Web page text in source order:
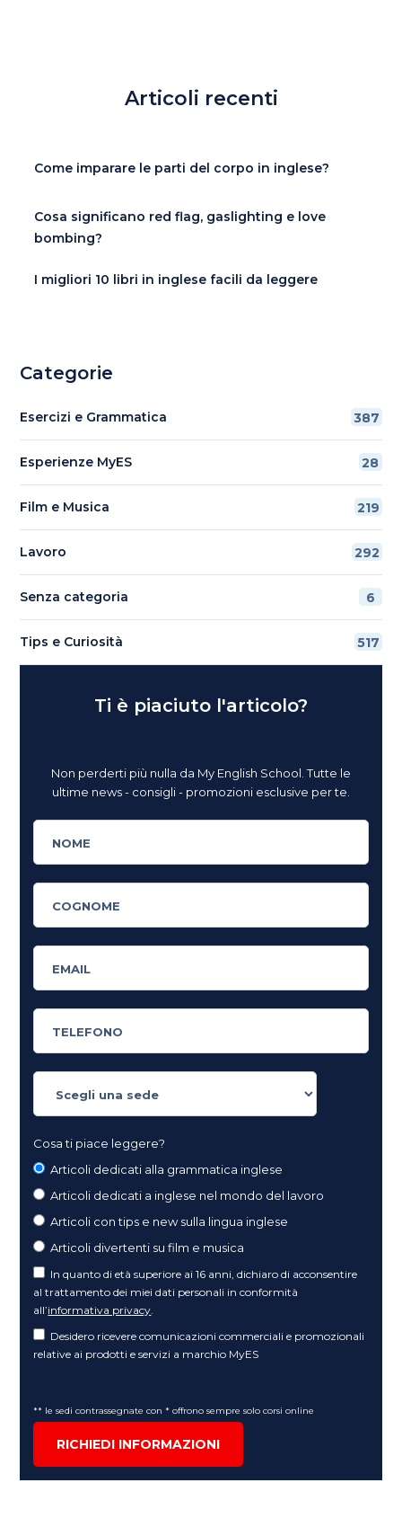
Articoli recenti
Come imparare le parti del corpo in inglese?
Cosa significano red flag, gaslighting e love
bombing?
I migliori 10 libri in inglese facili da leggere
Categorie
Esercizi e Grammatica 387
Esperienze MyES 28
Film e Musica 219
Lavoro 292
Senza categoria 6
Tips e Curiosità 517
Ti è piaciuto l'articolo?
Non perderti più nulla da My English School. Tutte le
ultime news - consigli - promozioni esclusive per te.
Cosa ti piace leggere?
Articoli dedicati alla grammatica inglese
Articoli dedicati a inglese nel mondo del lavoro
Articoli con tips e new sulla lingua inglese
Articoli divertenti su film e musica
In quanto di età superiore ai 16 anni, dichiaro di acconsentire
al trattamento dei miei dati personali in conformità
all’informativa privacy
Desidero ricevere comunicazioni commerciali e promozionali
relative ai prodotti e servizi a marchio MyES
** le sedi contrassegnate con * offrono sempre solo corsi online
RICHIEDI INFORMAZIONI